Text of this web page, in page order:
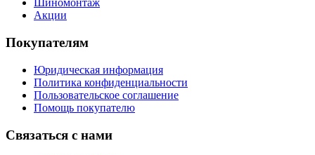
Шиномонтаж
Акции
Покупателям
Юридическая информация
Политика конфиденциальности
Пользовательское соглашение
Помощь покупателю
Связаться с нами